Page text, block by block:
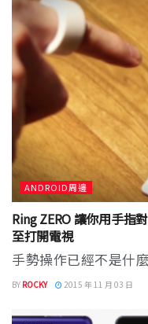
ANDROID周邊
Ring ZERO 讓你用手指
至打開電視
手勢操作已經不是什
BY ROCKY 2015 年 11 月 03 日